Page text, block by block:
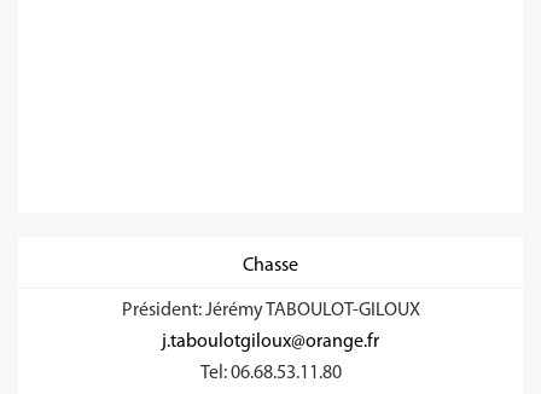
Chasse
Président: Jérémy TABOULOT-GILOUX
j.taboulotgiloux@orange.fr
Tel: 06.68.53.11.80